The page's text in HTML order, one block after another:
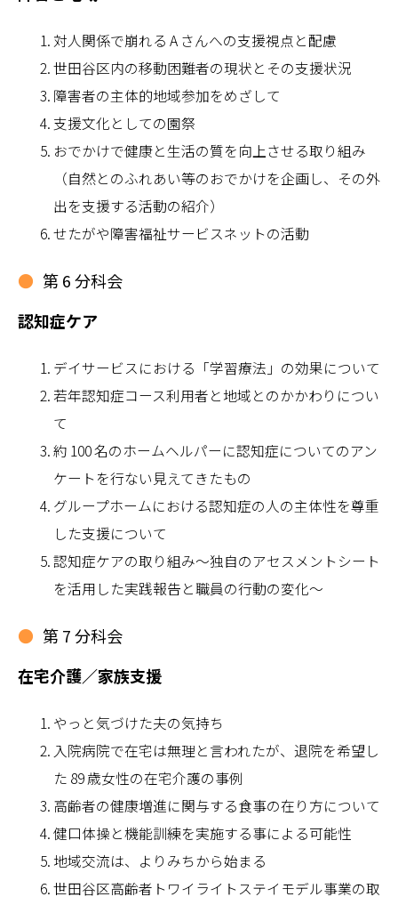
対人関係で崩れる A さんへの支援視点と配慮
世田谷区内の移動困難者の現状とその支援状況
障害者の主体的地域参加をめざして
支援文化としての園祭
おでかけで健康と生活の質を向上させる取り組み
（自然とのふれあい等のおでかけを企画し、その外
出を支援する活動の紹介）
せたがや障害福祉サービスネットの活動
第 6 分科会
認知症ケア
デイサービスにおける「学習療法」の効果について
若年認知症コース利用者と地域とのかかわりについ
て
約 100 名のホームヘルパーに認知症についてのアン
ケートを行ない見えてきたもの
グループホームにおける認知症の人の主体性を尊重
した支援について
認知症ケアの取り組み～独自のアセスメントシート
を活用した実践報告と職員の行動の変化～
第 7 分科会
在宅介護／家族支援
やっと気づけた夫の気持ち
入院病院で在宅は無理と言われたが、退院を希望し
た 89 歳女性の在宅介護の事例
高齢者の健康増進に関与する食事の在り方について
健口体操と機能訓練を実施する事による可能性
地域交流は、よりみちから始まる
世田谷区高齢者トワイライトステイモデル事業の取